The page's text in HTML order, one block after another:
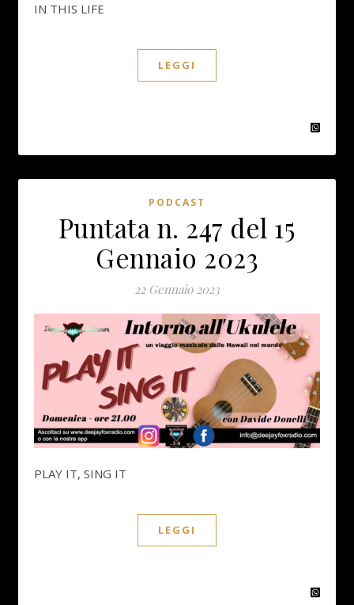
IN THIS LIFE
LEGGI
PODCAST
Puntata n. 247 del 15
Gennaio 2023
22 Gennaio 2023
PLAY IT, SING IT
LEGGI